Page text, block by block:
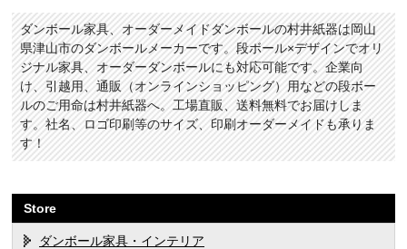
ダンボール家具、オーダーメイドダンボールの村井紙器は岡山
県津山市のダンボールメーカーです。段ボール×デザインでオリ
ジナル家具、オーダーダンボールにも対応可能です。企業向
け、引越用、通販（オンラインショッピング）用などの段ボー
ルのご用命は村井紙器へ。工場直販、送料無料でお届けしま
す。社名、ロゴ印刷等のサイズ、印刷オーダーメイドも承りま
す！
Store
ダンボール家具・インテリア